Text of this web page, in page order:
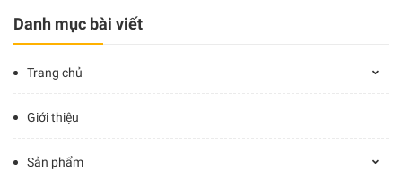
Danh mục bài viết
Trang chủ
Giới thiệu
Sản phẩm